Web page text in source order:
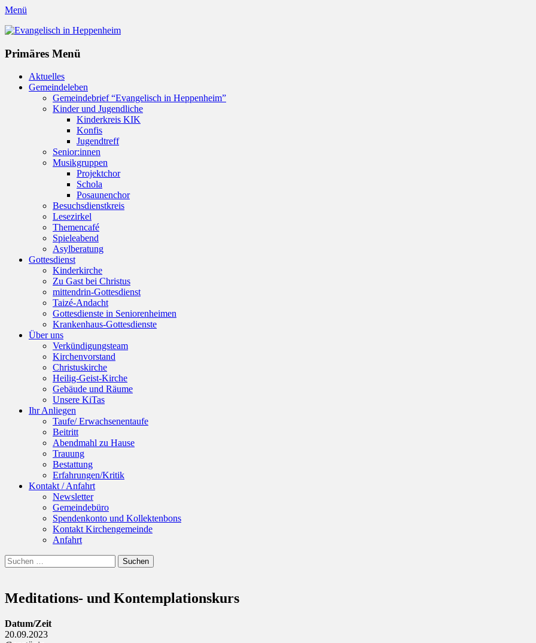
Menü
Evangelisch in Heppenheim
Primäres Menü
Zum
Inhalt
Aktuelles
Gemeindeleben
Gemeindebrief “Evangelisch in Heppenheim”
Kinder und Jugendliche
Kinderkreis KIK
Konfis
Jugendtreff
Senior:innen
Musikgruppen
Projektchor
Schola
Posaunenchor
Besuchsdienstkreis
Lesezirkel
Themencafé
Spieleabend
Asylberatung
Gottesdienst
Kinderkirche
Zu Gast bei Christus
mittendrin-Gottesdienst
Taizé-Andacht
Gottesdienste in Seniorenheimen
Krankenhaus-Gottesdienste
Über uns
Verkündigungsteam
Kirchenvorstand
Christuskirche
Heilig-Geist-Kirche
Gebäude und Räume
Unsere KiTas
Ihr Anliegen
Taufe/ Erwachsenentaufe
Beitritt
Abendmahl zu Hause
Trauung
Bestattung
Erfahrungen/Kritik
Kontakt / Anfahrt
Newsletter
Gemeindebüro
Spendenkonto und Kollektenbons
Kontakt Kirchengemeinde
Anfahrt
Suchen
Suchen
nach:
Meditations- und Kontemplationskurs
Datum/Zeit
20.09.2023